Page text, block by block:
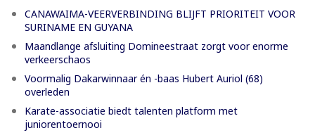
CANAWAIMA-VEERVERBINDING BLIJFT PRIORITEIT VOOR
SURINAME EN GUYANA
Maandlange afsluiting Domineestraat zorgt voor enorme
verkeerschaos
Voormalig Dakarwinnaar én -baas Hubert Auriol (68)
overleden
Karate-associatie biedt talenten platform met
juniorentoernooi